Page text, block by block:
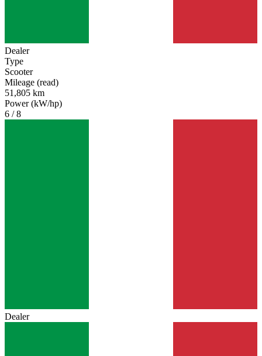
Dealer
Type
Scooter
Mileage (read)
51,805 km
Power (kW/hp)
6 / 8
Dealer